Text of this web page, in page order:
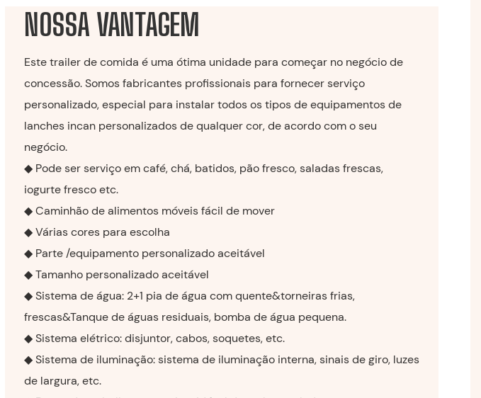
NOSSA VANTAGEM
Este trailer de comida é uma ótima unidade para começar no negócio de
concessão. Somos fabricantes profissionais para fornecer serviço
personalizado, especial para instalar todos os tipos de equipamentos de
lanches incan personalizados de qualquer cor, de acordo com o seu
negócio.
◆ Pode ser serviço em café, chá, batidos, pão fresco, saladas frescas,
iogurte fresco etc.
◆ Caminhão de alimentos móveis fácil de mover
◆ Várias cores para escolha
◆ Parte /equipamento personalizado aceitável
◆ Tamanho personalizado aceitável
◆ Sistema de água: 2+1 pia de água com quente&torneiras frias,
frescas&Tanque de águas residuais, bomba de água pequena.
◆ Sistema elétrico: disjuntor, cabos, soquetes, etc.
◆ Sistema de iluminação: sistema de iluminação interna, sinais de giro, luzes
de largura, etc.